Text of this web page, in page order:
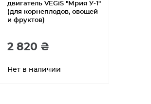
двигатель VEGiS "Мрия У-1"
(для корнеплодов, овощей
и фруктов)
2 820 ₴
Нет в наличии